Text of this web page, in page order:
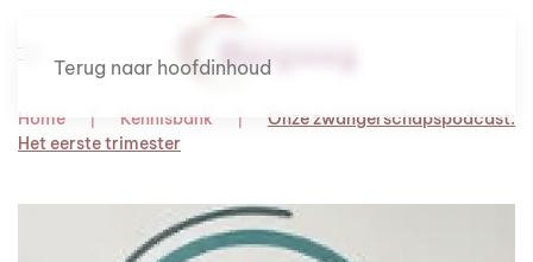
Terug naar hoofdinhoud
Home Kennisbank
Onze zwangerschapspodcast:
Het eerste trimester